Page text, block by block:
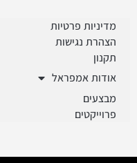
מדיניות פרטיות
הצהרת נגישות
תקנון
אודות אמפראל
מבצעים
פרוייקטים